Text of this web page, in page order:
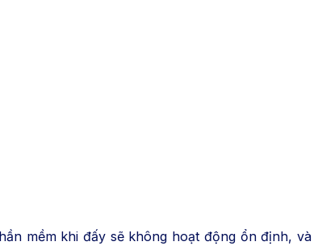
mềm khi đấy sẽ không hoạt động ổn định, và